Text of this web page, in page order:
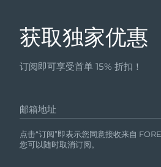
获取独家优惠
订阅即可享受首单 15% 折扣！
邮箱地址
点击“订阅”即表示您同意接收来自
您可以随时取消订阅。